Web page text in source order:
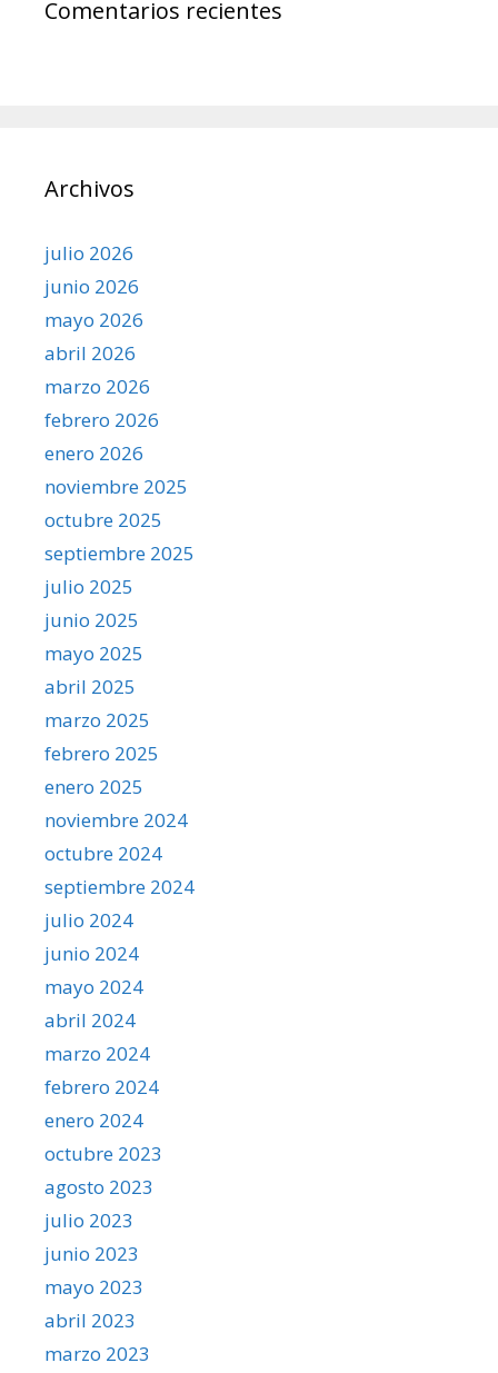
Comentarios recientes
Archivos
julio 2026
junio 2026
mayo 2026
abril 2026
marzo 2026
febrero 2026
enero 2026
noviembre 2025
octubre 2025
septiembre 2025
julio 2025
junio 2025
mayo 2025
abril 2025
marzo 2025
febrero 2025
enero 2025
noviembre 2024
octubre 2024
septiembre 2024
julio 2024
junio 2024
mayo 2024
abril 2024
marzo 2024
febrero 2024
enero 2024
octubre 2023
agosto 2023
julio 2023
junio 2023
mayo 2023
abril 2023
marzo 2023